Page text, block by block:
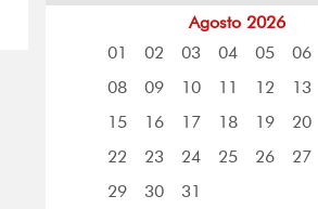
Agosto 2026
01
02 03 04 05 06
08
09 10 11 12 13
15
16 17 18 19 20
22
23 24 25 26 27
29
30 31